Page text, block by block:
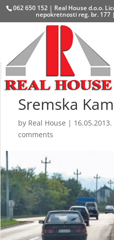
062 650 152 | Real House d.o.o.
nepokretnosti reg. br. 177 |
Sremska
by Real House | 16.05.2013.
comments